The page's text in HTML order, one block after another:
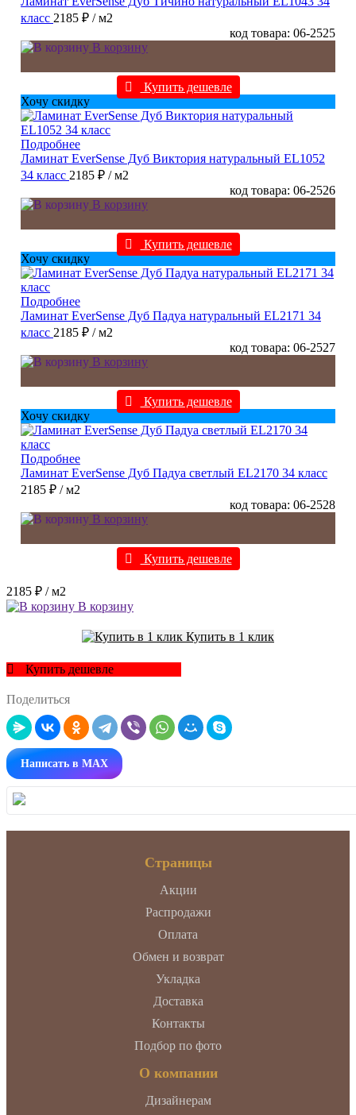
класс 2185 ₽ / м2
код товара: 06-2525
В корзину
Купить дешевле
Хочу скидку
Подробнее
Ламинат EverSense Дуб Виктория натуральный EL1052
34 класс 2185 ₽ / м2
код товара: 06-2526
В корзину
Купить дешевле
Хочу скидку
Подробнее
Ламинат EverSense Дуб Падуа натуральный EL2171 34
класс 2185 ₽ / м2
код товара: 06-2527
В корзину
Купить дешевле
Хочу скидку
Подробнее
Ламинат EverSense Дуб Падуа светлый EL2170 34 класс
2185 ₽ / м2
код товара: 06-2528
В корзину
Купить дешевле
2185 ₽ / м2
В корзину
Купить в 1 клик
Купить дешевле
Поделиться
Написать в MAX
Страницы
Акции
Распродажи
Оплата
Обмен и возврат
Укладка
Доставка
Контакты
Подбор по фото
О компании
Дизайнерам